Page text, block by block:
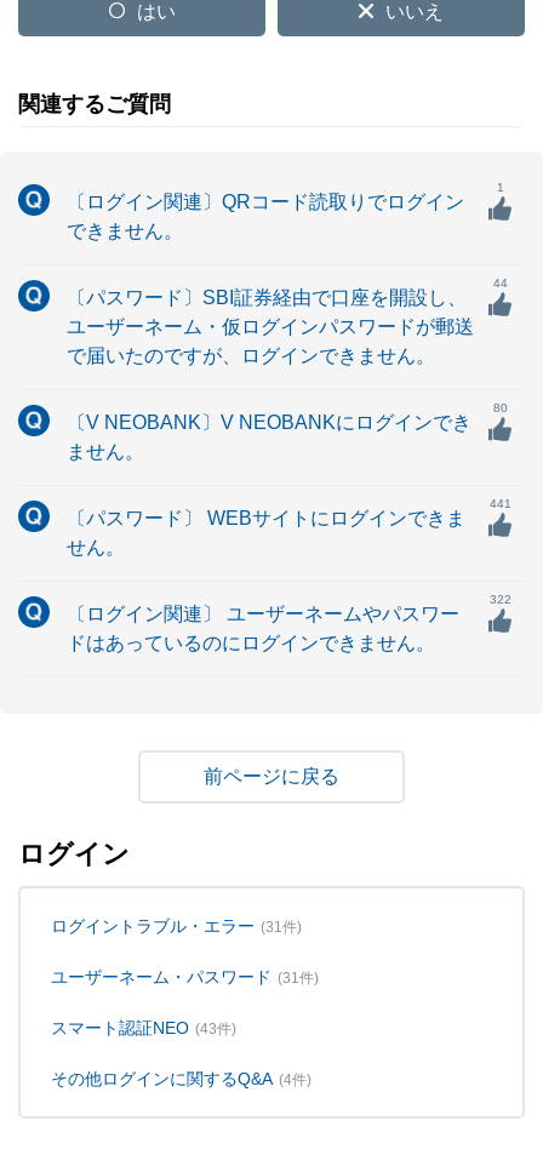
はい いいえ
関連するご質問
〔ログイン関連〕QRコード読取りでログイン
できません。
1
〔パスワード〕SBI証券経由で口座を開設し、
ユーザーネーム・仮ログインパスワードが郵送
で届いたのですが、ログインできません。
44
〔V NEOBANK〕V NEOBANKにログインでき
ません。
80
〔パスワード〕 WEBサイトにログインできま
せん。
441
〔ログイン関連〕 ユーザーネームやパスワー
ドはあっているのにログインできません。
322
戻る
ログイン
ログイントラブル・エラー (31件)
ユーザーネーム・パスワード (31件)
スマート認証NEO (43件)
その他ログインに関するQ&A (4件)